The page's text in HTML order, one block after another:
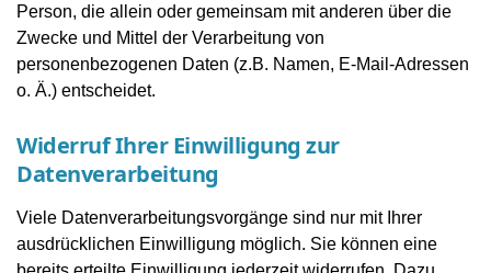
Person, die allein oder gemeinsam mit anderen über die
Zwecke und Mittel der Verarbeitung von
personenbezogenen Daten (z.B. Namen, E-Mail-Adressen
o. Ä.) entscheidet.
Widerruf Ihrer Einwilligung zur
Datenverarbeitung
Viele Datenverarbeitungsvorgänge sind nur mit Ihrer
ausdrücklichen Einwilligung möglich. Sie können eine